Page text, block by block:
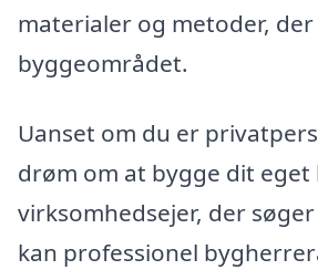
materialer og metoder,
byggeområdet.
Uanset om du er
drøm om at bygge dit eget
virksomhedsejer, der
kan professionel